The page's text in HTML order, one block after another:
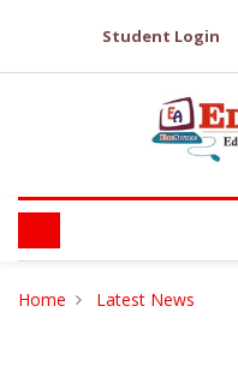
Student Login
Home Latest News